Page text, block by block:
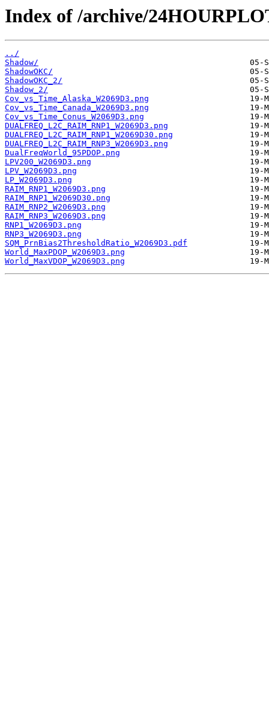
Index of /archive/
../
Shadow/
ShadowOKC/
ShadowOKC_2/
Shadow_2/
Cov_vs_Time_Alaska_W2069D3.png
Cov_vs_Time_Canada_W2069D3.png
Cov_vs_Time_Conus_W2069D3.png
DUALFREQ_L2C_RAIM_RNP1_W2069D3.png
DUALFREQ_L2C_RAIM_RNP1_W2069D30.png
DUALFREQ_L2C_RAIM_RNP3_W2069D3.png
DualFreqWorld_95PDOP.png
LPV200_W2069D3.png
LPV_W2069D3.png
LP_W2069D3.png
RAIM_RNP1_W2069D3.png
RAIM_RNP1_W2069D30.png
RAIM_RNP2_W2069D3.png
RAIM_RNP3_W2069D3.png
RNP1_W2069D3.png
RNP3_W2069D3.png
SQM_PrnBias2ThresholdRatio_W2069D3.pdf
World_MaxPDOP_W2069D3.png
World_MaxVDOP_W2069D3.png